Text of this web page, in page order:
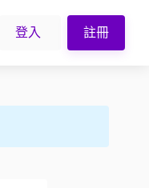
繁中登入 註冊